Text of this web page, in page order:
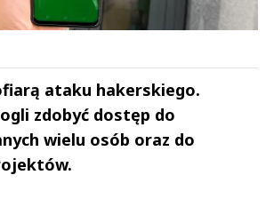
Azr
03.08.2026 / 14:27
was minimized by the moderator on the site
ataku hakerskiego.
zdobyć dostęp do
wielu osób oraz do